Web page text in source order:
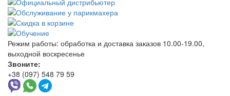
Режим работы: обработка и доставка заказов 10.00-19.00,
выходной воскресенье
Звоните:
+38 (097) 548 79 59